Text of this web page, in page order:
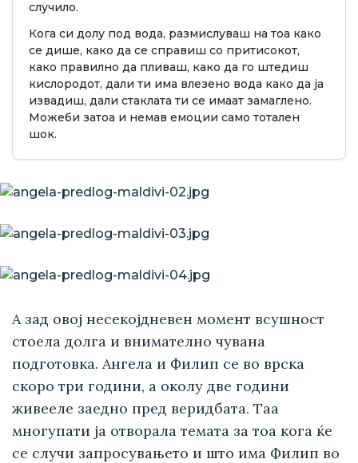
случило.
Кога си долу под вода, размислуваш на тоа како
се дише, како да се справиш со притисокот,
како правилно да пливаш, како да го штедиш
кислородот, дали ти има влезено вода како да ја
извадиш, дали стаклата ти се имаат замаглено.
Можеби затоа и немав емоции само тотален
шок.
А зад овој несекојдневен момент всушност
стоела долга и внимателно чувана
подготовка. Ангела и Филип се во врска
скоро три години, а околу две години
живееле заедно пред веридбата. Таа
многупати ја отворала темата за тоа кога ќе
се случи запросувањето и што има Филип во